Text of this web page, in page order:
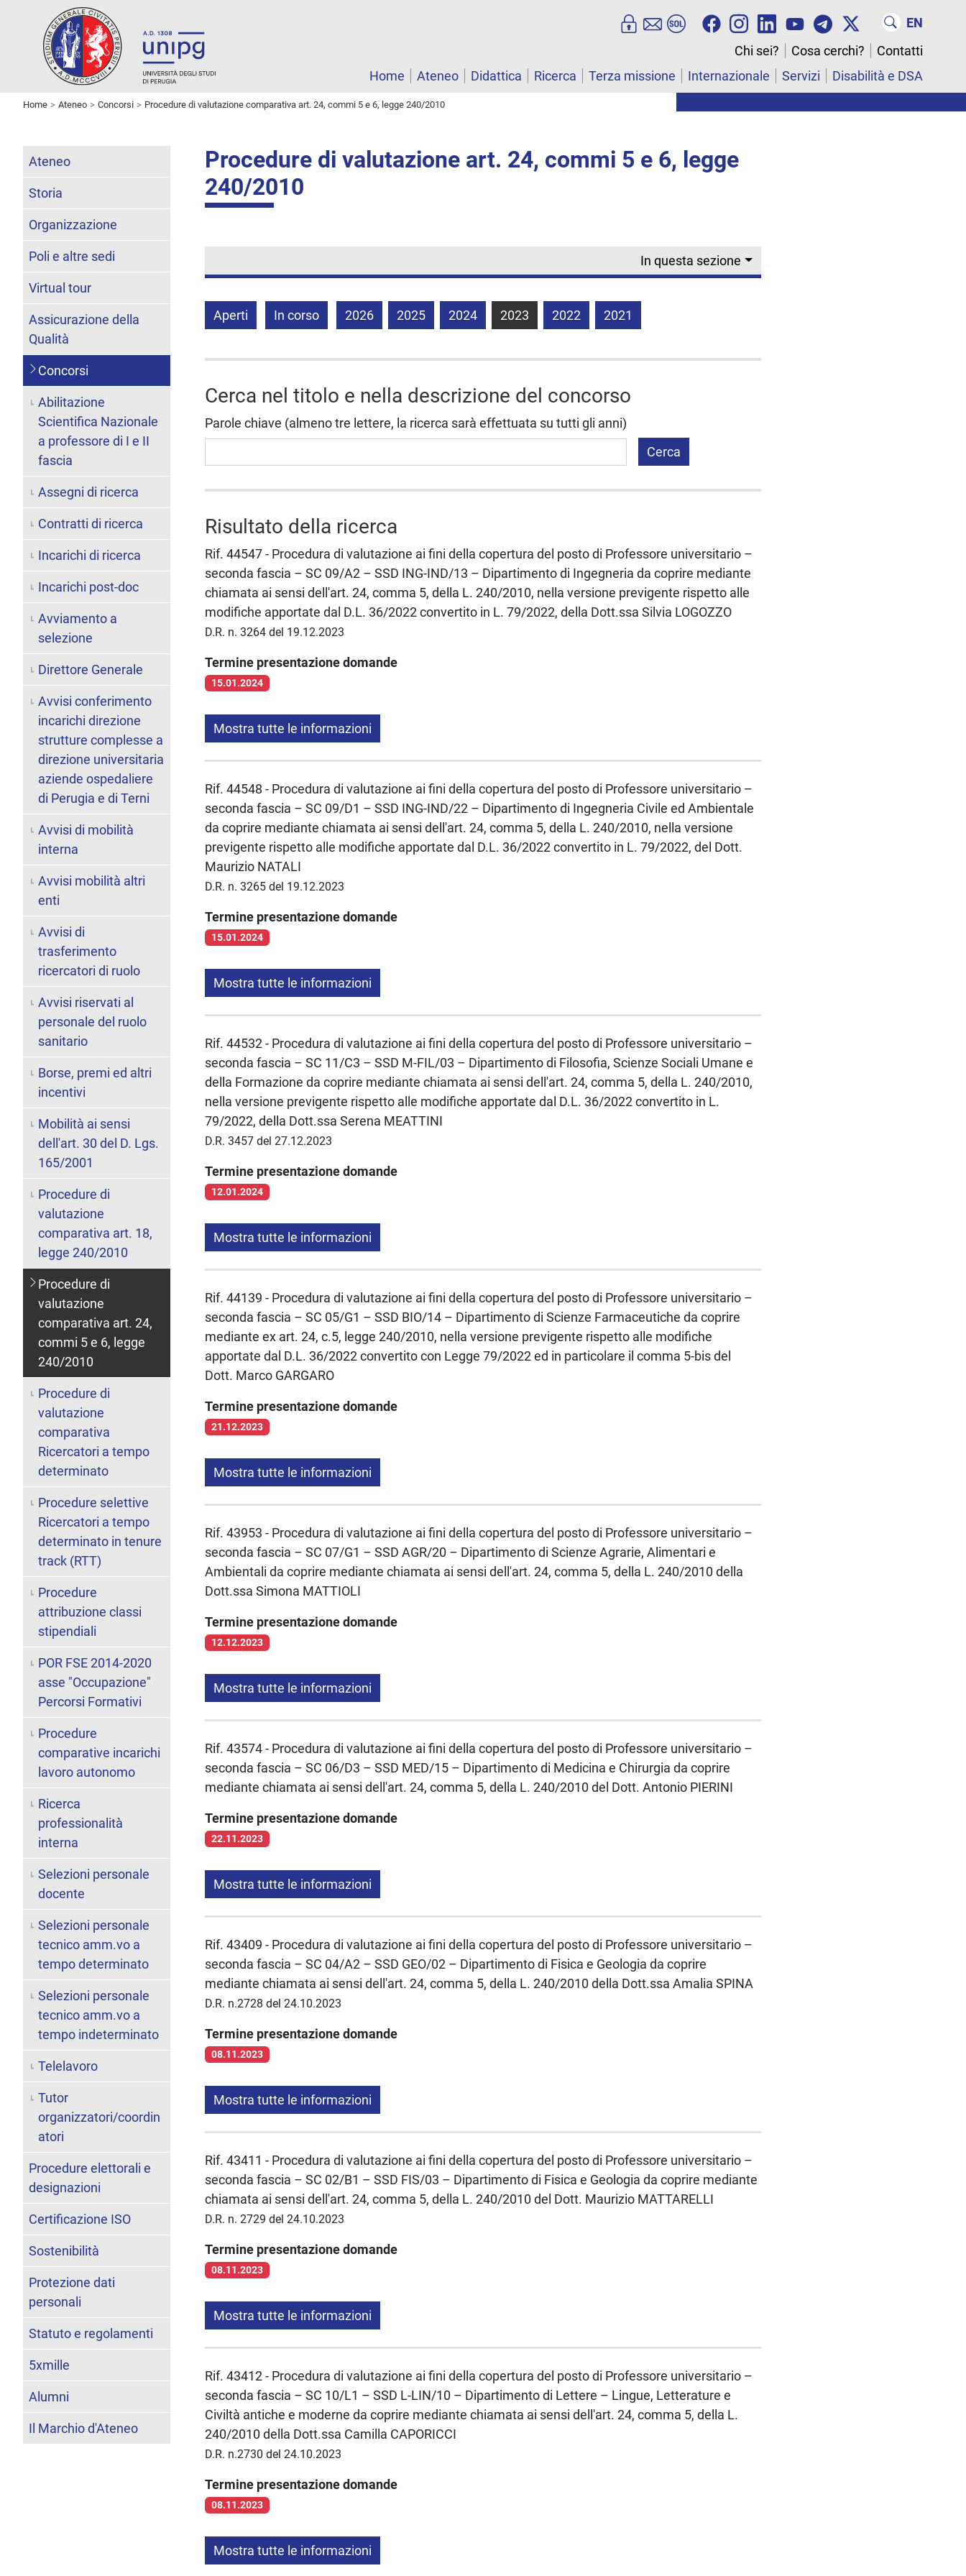
EN
Chi sei?
Cosa cerchi?
Contatti
Home
Ateneo Didattica Ricerca Terza missione Internazionale Servizi Disabilità e DSA
Home Ateneo Concorsi Procedure di valutazione comparativa art. 24, commi 5 e 6, legge 240/2010
Procedure di valutazione art. 24, commi 5 e 6, legge
240/2010
In questa sezione
Aperti In corso 2026 2025 2024 2023 2022 2021
Cerca nel titolo e nella descrizione del concorso
Parole chiave (almeno tre lettere, la ricerca sarà effettuata su tutti gli anni)
Cerca
Risultato della ricerca
Rif. 44547 - Procedura di valutazione ai fini della copertura del posto di Professore universitario –
seconda fascia – SC 09/A2 – SSD ING-IND/13 – Dipartimento di Ingegneria da coprire mediante
chiamata ai sensi dell'art. 24, comma 5, della L. 240/2010, nella versione previgente rispetto alle
modifiche apportate dal D.L. 36/2022 convertito in L. 79/2022, della Dott.ssa Silvia LOGOZZO
D.R. n. 3264 del 19.12.2023
Termine presentazione domande
15.01.2024
Mostra tutte le informazioni
Rif. 44548 - Procedura di valutazione ai fini della copertura del posto di Professore universitario –
seconda fascia – SC 09/D1 – SSD ING-IND/22 – Dipartimento di Ingegneria Civile ed Ambientale
da coprire mediante chiamata ai sensi dell'art. 24, comma 5, della L. 240/2010, nella versione
previgente rispetto alle modifiche apportate dal D.L. 36/2022 convertito in L. 79/2022, del Dott.
Maurizio NATALI
D.R. n. 3265 del 19.12.2023
Termine presentazione domande
15.01.2024
Mostra tutte le informazioni
Rif. 44532 - Procedura di valutazione ai fini della copertura del posto di Professore universitario –
seconda fascia – SC 11/C3 – SSD M-FIL/03 – Dipartimento di Filosofia, Scienze Sociali Umane e
della Formazione da coprire mediante chiamata ai sensi dell'art. 24, comma 5, della L. 240/2010,
nella versione previgente rispetto alle modifiche apportate dal D.L. 36/2022 convertito in L.
79/2022, della Dott.ssa Serena MEATTINI
D.R. 3457 del 27.12.2023
Termine presentazione domande
12.01.2024
Mostra tutte le informazioni
Rif. 44139 - Procedura di valutazione ai fini della copertura del posto di Professore universitario –
seconda fascia – SC 05/G1 – SSD BIO/14 – Dipartimento di Scienze Farmaceutiche da coprire
mediante ex art. 24, c.5, legge 240/2010, nella versione previgente rispetto alle modifiche
apportate dal D.L. 36/2022 convertito con Legge 79/2022 ed in particolare il comma 5-bis del
Dott. Marco GARGARO
Termine presentazione domande
21.12.2023
Mostra tutte le informazioni
Rif. 43953 - Procedura di valutazione ai fini della copertura del posto di Professore universitario –
seconda fascia – SC 07/G1 – SSD AGR/20 – Dipartimento di Scienze Agrarie, Alimentari e
Ambientali da coprire mediante chiamata ai sensi dell'art. 24, comma 5, della L. 240/2010 della
Dott.ssa Simona MATTIOLI
Termine presentazione domande
12.12.2023
Mostra tutte le informazioni
Rif. 43574 - Procedura di valutazione ai fini della copertura del posto di Professore universitario –
seconda fascia – SC 06/D3 – SSD MED/15 – Dipartimento di Medicina e Chirurgia da coprire
mediante chiamata ai sensi dell'art. 24, comma 5, della L. 240/2010 del Dott. Antonio PIERINI
Termine presentazione domande
22.11.2023
Mostra tutte le informazioni
Rif. 43409 - Procedura di valutazione ai fini della copertura del posto di Professore universitario –
seconda fascia – SC 04/A2 – SSD GEO/02 – Dipartimento di Fisica e Geologia da coprire
mediante chiamata ai sensi dell'art. 24, comma 5, della L. 240/2010 della Dott.ssa Amalia SPINA
D.R. n.2728 del 24.10.2023
Termine presentazione domande
08.11.2023
Mostra tutte le informazioni
Rif. 43411 - Procedura di valutazione ai fini della copertura del posto di Professore universitario –
seconda fascia – SC 02/B1 – SSD FIS/03 – Dipartimento di Fisica e Geologia da coprire mediante
chiamata ai sensi dell'art. 24, comma 5, della L. 240/2010 del Dott. Maurizio MATTARELLI
D.R. n. 2729 del 24.10.2023
Termine presentazione domande
08.11.2023
Mostra tutte le informazioni
Rif. 43412 - Procedura di valutazione ai fini della copertura del posto di Professore universitario –
seconda fascia – SC 10/L1 – SSD L-LIN/10 – Dipartimento di Lettere – Lingue, Letterature e
Civiltà antiche e moderne da coprire mediante chiamata ai sensi dell'art. 24, comma 5, della L.
240/2010 della Dott.ssa Camilla CAPORICCI
D.R. n.2730 del 24.10.2023
Termine presentazione domande
08.11.2023
Mostra tutte le informazioni
Ateneo
Storia
Organizzazione
Poli e altre sedi
Virtual tour
Assicurazione della
Qualità
Concorsi
Abilitazione
Scientifica Nazionale
a professore di I e II
fascia
Assegni di ricerca
Contratti di ricerca
Incarichi di ricerca
Incarichi post-doc
Avviamento a
selezione
Direttore Generale
Avvisi conferimento
incarichi direzione
strutture complesse a
direzione universitaria
aziende ospedaliere
di Perugia e di Terni
Avvisi di mobilità
interna
Avvisi mobilità altri
enti
Avvisi di
trasferimento
ricercatori di ruolo
Avvisi riservati al
personale del ruolo
sanitario
Borse, premi ed altri
incentivi
Mobilità ai sensi
dell'art. 30 del D. Lgs.
165/2001
Procedure di
valutazione
comparativa art. 18,
legge 240/2010
Procedure di
valutazione
comparativa art. 24,
commi 5 e 6, legge
240/2010
Procedure di
valutazione
comparativa
Ricercatori a tempo
determinato
Procedure selettive
Ricercatori a tempo
determinato in tenure
track (RTT)
Procedure
attribuzione classi
stipendiali
POR FSE 2014-2020
asse "Occupazione"
Percorsi Formativi
Procedure
comparative incarichi
lavoro autonomo
Ricerca
professionalità
interna
Selezioni personale
docente
Selezioni personale
tecnico amm.vo a
tempo determinato
Selezioni personale
tecnico amm.vo a
tempo indeterminato
Telelavoro
Tutor
organizzatori/coordin
atori
Procedure elettorali e
designazioni
Certificazione ISO
Sostenibilità
Protezione dati
personali
Statuto e regolamenti
5xmille
Alumni
Il Marchio d'Ateneo